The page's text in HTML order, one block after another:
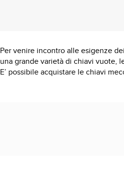
Per venire incontro alle esigenze
una grande varietà di chiavi vuote,
E’ possibile acquistare le chiavi